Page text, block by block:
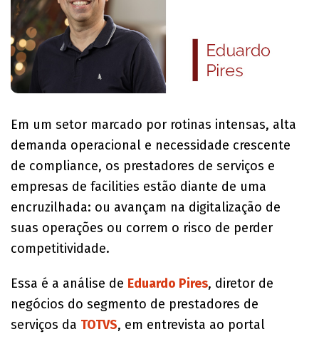
Em um setor marcado por rotinas intensas, alta
demanda operacional e necessidade crescente
de compliance, os prestadores de serviços e
empresas de facilities estão diante de uma
encruzilhada: ou avançam na digitalização de
suas operações ou correm o risco de perder
competitividade.
Essa é a análise de Eduardo Pires, diretor de
negócios do segmento de prestadores de
serviços da TOTVS, em entrevista ao portal